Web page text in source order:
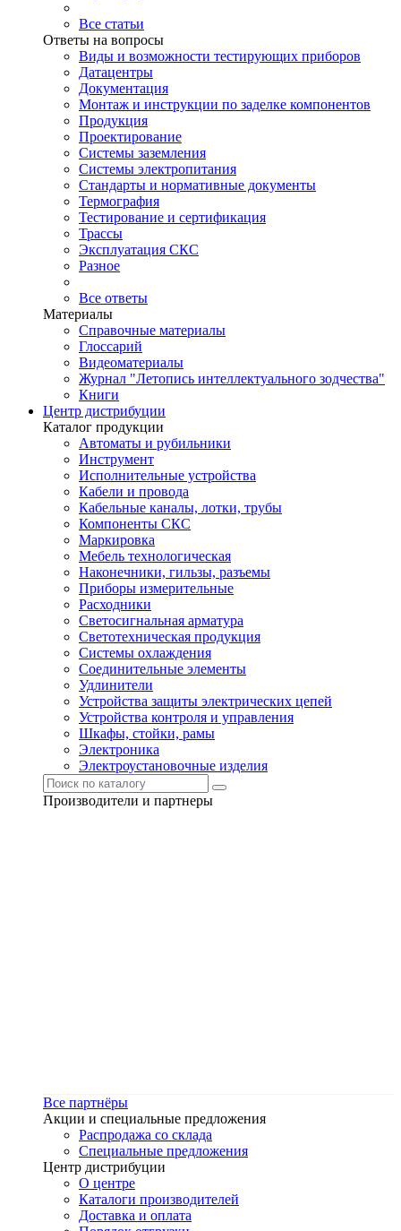
Все статьи
Ответы на вопросы
Виды и возможности тестирующих приборов
Датацентры
Документация
Монтаж и инструкции по заделке компонентов
Продукция
Проектирование
Системы заземления
Системы электропитания
Стандарты и нормативные документы
Термография
Тестирование и сертификация
Трассы
Эксплуатация СКС
Разное
Все ответы
Материалы
Справочные материалы
Глоссарий
Видеоматериалы
Журнал "Летопись интеллектуального зодчества"
Книги
Центр дистрибуции
Каталог продукции
Автоматы и рубильники
Инструмент
Исполнительные устройства
Кабели и провода
Кабельные каналы, лотки, трубы
Компоненты СКС
Маркировка
Мебель технологическая
Наконечники, гильзы, разъемы
Приборы измерительные
Расходники
Светосигнальная арматура
Светотехническая продукция
Системы охлаждения
Соединительные элементы
Удлинители
Устройства защиты электрических цепей
Устройства контроля и управления
Шкафы, стойки, рамы
Электроника
Электроустановочные изделия
Производители и партнеры
Все партнёры
Акции и специальные предложения
Распродажа со склада
Специальные предложения
Центр дистрибуции
О центре
Каталоги производителей
Доставка и оплата